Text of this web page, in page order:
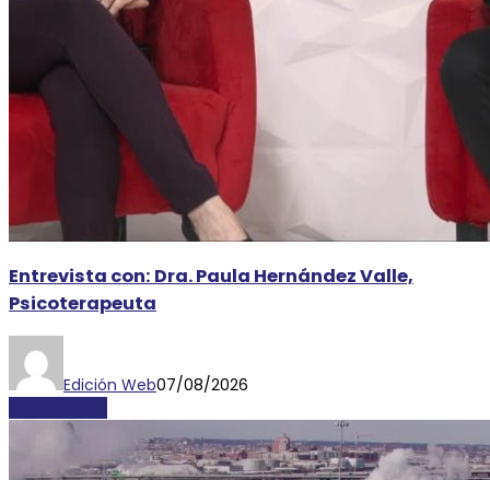
Entrevista con: Dra. Paula Hernández Valle,
Psicoterapeuta
Edición Web07/08/2026